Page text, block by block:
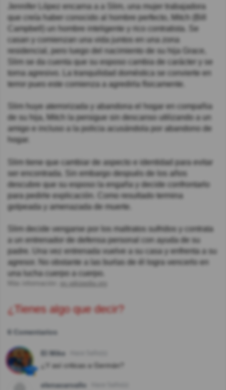
Jennifer López encarna a a Slim, una mujer trabajadora
que creía haber conocido al hombre perfecto, Mitch (Bill
Campbell) un hombre inteligente y rico contratista. Se
casan y comienzan una vida juntos en una zona
residencial, pero luego del nacimiento de su hija Grace,
Slim se da cuenta que su esposo cambia de carácter y se
torna agresivo. La tranquilidad doméstica se convierte en
terror pues este comienza a agredirla físicamente.
Slim huye aterrorizada y abandona el hogar en compañia
de su hija, Mitch la persigue sin descanso utilizando a un
amigo e incluso a la policia acusándola por abandono de
hogar.
Slim tiene que cambiar de aspecto e identidad para evitar
ser encontrada. Sin embargo después de los años
descubre que su esposo la engaña y decide confrontarlo
para pedirle explicación. Como resultado termina
golpeada y amenazada de muerte.
Slim decide vengarse por los maltratos sufridos y contrata
a un entrenador de defensa personal con ayuda de su
padre. Una vez entrenada vuelve a su casa y enfrenta a su
agresor. No obstante a las burlas de él logra vencerlo en
una lucha cuerpo a cuerpo.
¿Tienes algo que decir?
6 Comentarios
El Mike
¿Y así criticas a Germán?
elenacarvallo